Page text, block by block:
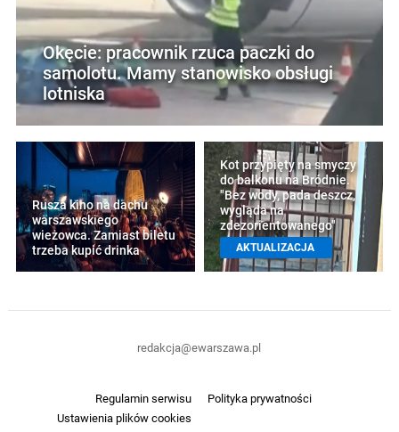
Okęcie: pracownik rzuca paczki do
samolotu. Mamy stanowisko obsługi
lotniska
Rusza kino na dachu
warszawskiego
wieżowca. Zamiast biletu
trzeba kupić drinka
Kot przypięty na smyczy
do balkonu na Bródnie.
"Bez wody, pada deszcz,
wygląda na
zdezorientowanego"
AKTUALIZACJA
Regulamin serwisu
Polityka prywatności
Ustawienia plików cookies
redakcja@ewarszawa.pl